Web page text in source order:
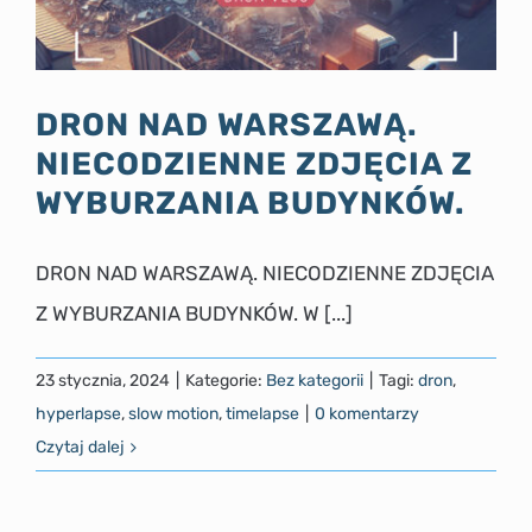
DRON NAD WARSZAWĄ.
NIECODZIENNE ZDJĘCIA Z
WYBURZANIA BUDYNKÓW.
DRON NAD WARSZAWĄ. NIECODZIENNE ZDJĘCIA
Z WYBURZANIA BUDYNKÓW. W [...]
23 stycznia, 2024 Kategorie: Bez kategorii Tagi: dron,
hyperlapse,slow motion,timelapse
0 komentarzy
Czytaj dalej